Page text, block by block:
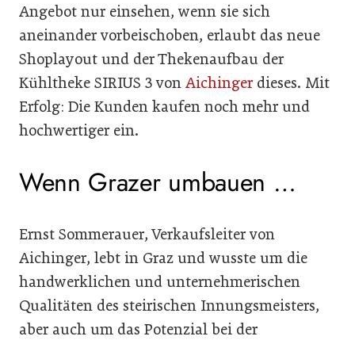
Angebot nur einsehen, wenn sie sich
aneinander vorbeischoben, erlaubt das neue
Shoplayout und der Thekenaufbau der
Kühltheke SIRIUS 3 von Aichingerdieses. Mit
Erfolg: Die Kunden kaufen noch mehr und
hochwertiger ein.
Wenn Grazer umbauen …
Ernst Sommerauer, Verkaufsleiter von
Aichinger, lebt in Graz und wusste um die
handwerklichen und unternehmerischen
Qualitäten des steirischen Innungsmeisters,
aber auch um das Potenzial bei der